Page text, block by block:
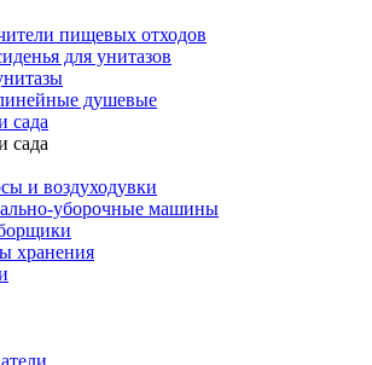
пищевых отходов
для унитазов
душевые
сада
сада
и воздуходувки
уборочные машины
хранения